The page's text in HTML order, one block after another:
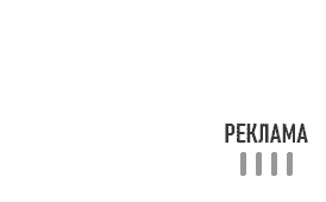
Скандинавский дизайн